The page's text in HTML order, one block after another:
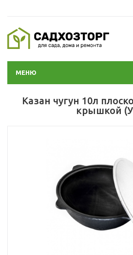
МЕНЮ
Казан чугун 10л
крышкой